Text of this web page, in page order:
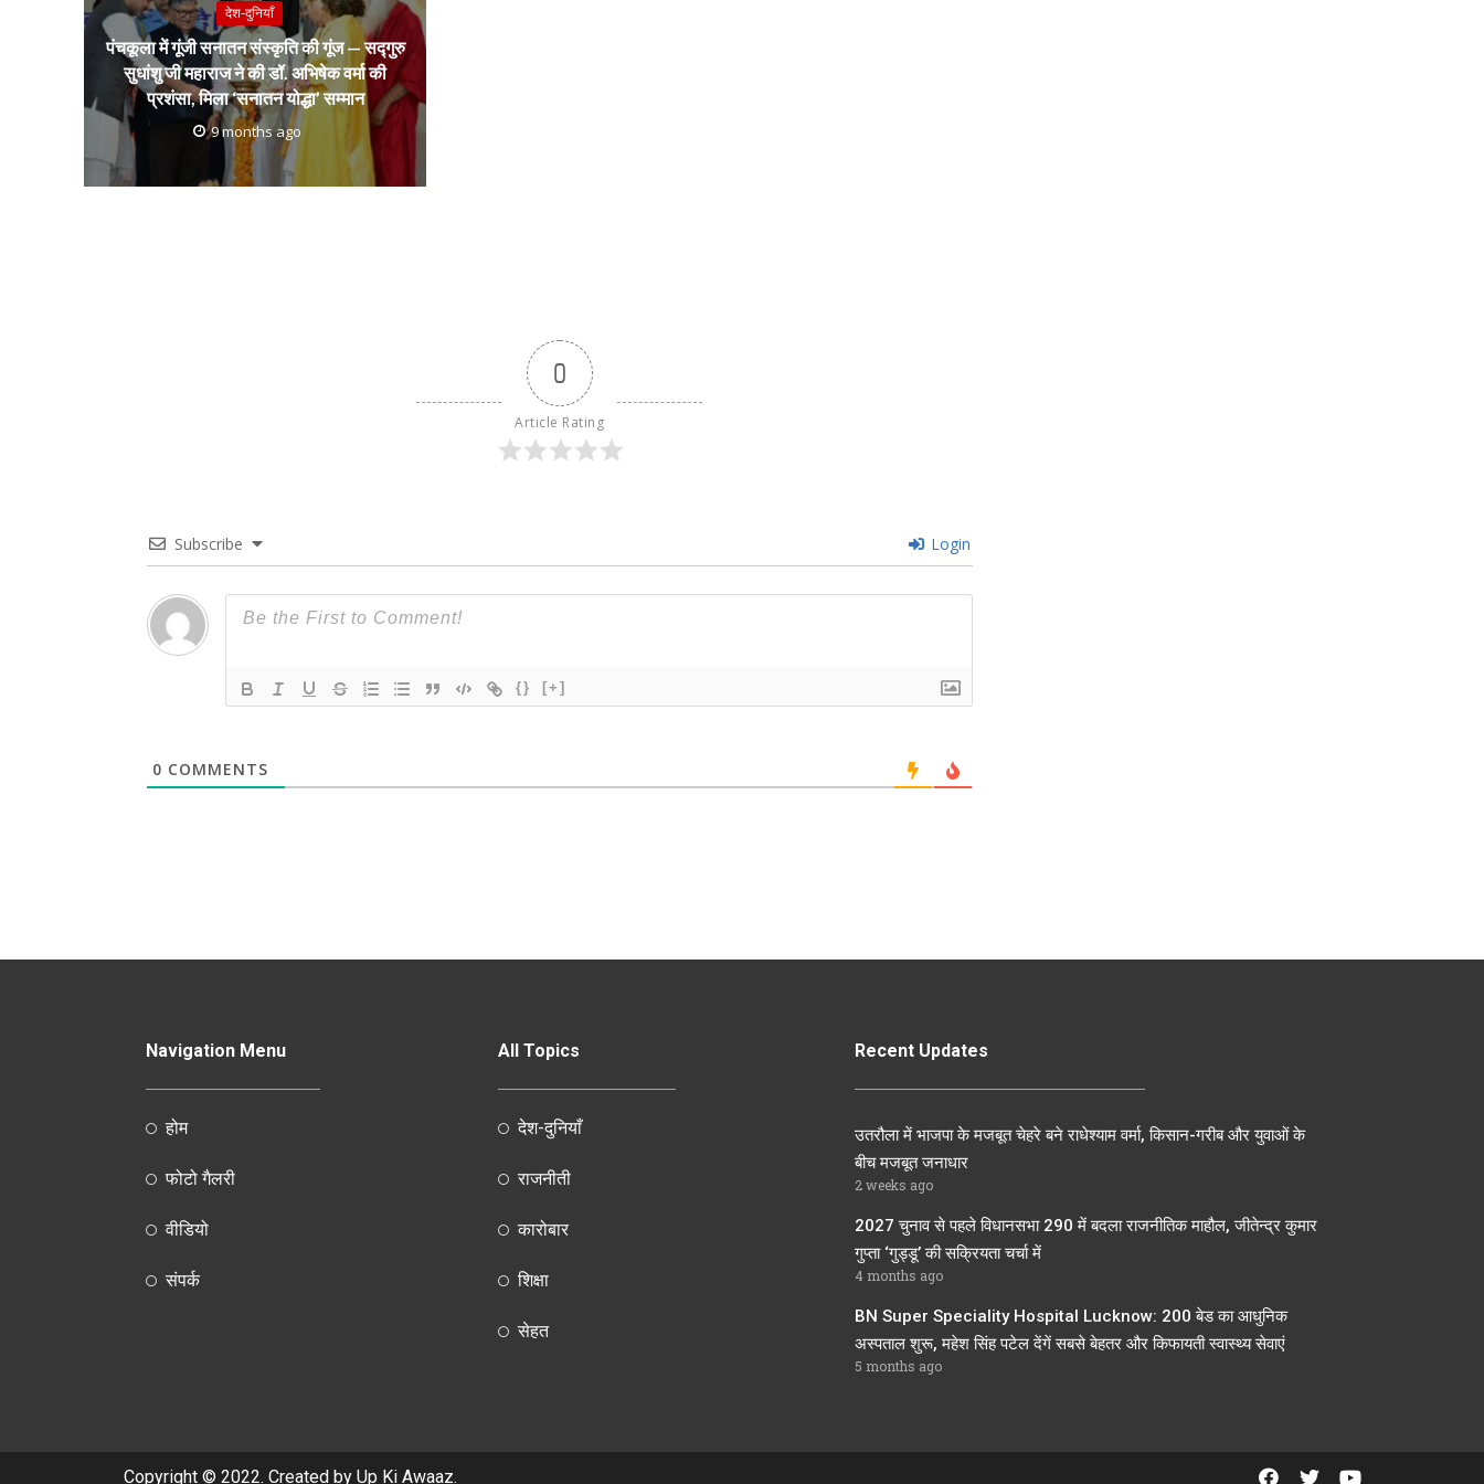
देश-दुनियाँ
पंचकूला में गूंजी सनातन संस्कृति की गूंज — सद्गुरु
सुधांशु जी महाराज ने की डॉ. अभिषेक वर्मा की
प्रशंसा, मिला ‘सनातन योद्धा’ सम्मान
9 months ago
0
Article Rating
Subscribe Login
{} [+]
0 COMMENTS
Navigation Menu
होम
फोटो गैलरी
वीडियो
संपर्क
All Topics
देश-दुनियाँ
राजनीती
कारोबार
शिक्षा
सेहत
Recent Updates
उतरौला में भाजपा के मजबूत चेहरे बने राधेश्याम वर्मा, किसान-गरीब और युवाओं के
बीच मजबूत जनाधार
2 weeks ago
2027 चुनाव से पहले विधानसभा 290 में बदला राजनीतिक माहौल, जीतेन्द्र कुमार
गुप्ता ‘गुड्डू’ की सक्रियता चर्चा में
4 months ago
BN Super Speciality Hospital Lucknow: 200 बेड का आधुनिक
अस्पताल शुरू, महेश सिंह पटेल देंगें सबसे बेहतर और किफायती स्वास्थ्य सेवाएं
5 months ago
Copyright © 2022. Created by Up Ki Awaaz.